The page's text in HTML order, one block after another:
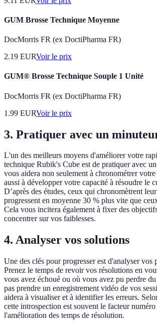
GUM Brosse Technique Moyenne
DocMorris FR (ex DoctiPharma FR)
2.19 EURVoir le prix
GUM® Brosse Technique Souple 1 Unité
DocMorris FR (ex DoctiPharma FR)
1.99 EURVoir le prix
3. Pratiquer avec un
L'un des meilleurs moyens d'améliorer votre
technique Rubik's Cube est de pratiquer avec
vous aidera non seulement à chronométrer
aussi à développer votre capacité à résoudre le
D’après des études, ceux qui chronomètrent
progressent en moyenne 30 % plus vite que
Cela vous incitera également à fixer des
concentrer sur vos faiblesses.
4. Analyser vos solutions
Une des clés pour progresser est d'analyser vos
Prenez le temps de revoir vos résolutions en
vous avez échoué ou où vous avez pu perdre
pas prendre un enregistrement vidéo de vos
aidera à visualiser et à identifier les erreurs.
cette introspection est souvent le facteur
l'amélioration des temps de résolution.